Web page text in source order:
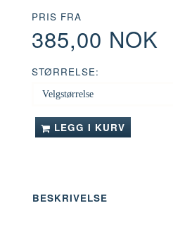
PRIS FRA
385,00 NOK
STØRRELSE:
LEGG I KURV
BESKRIVELSE